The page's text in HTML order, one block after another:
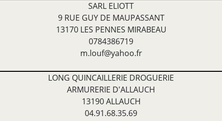
SARL ELIOTT
9 RUE GUY DE MAUPASSANT
13170 LES PENNES MIRABEAU
0784386719
m.louf@yahoo.fr
LONG QUINCAILLERIE DROGUERIE
ARMURERIE D'ALLAUCH
13190 ALLAUCH
04.91.68.35.69